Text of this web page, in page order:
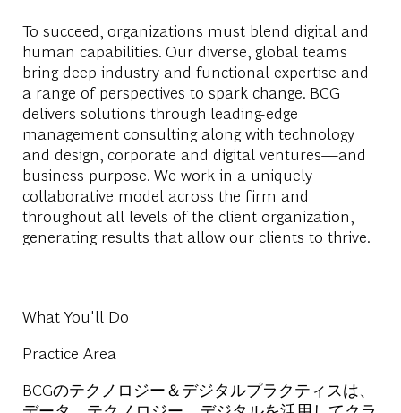
To succeed, organizations must blend digital and
human capabilities. Our diverse, global teams
bring deep industry and functional expertise and
a range of perspectives to spark change. BCG
delivers solutions through leading-edge
management consulting along with technology
and design, corporate and digital ventures—and
business purpose. We work in a uniquely
collaborative model across the firm and
throughout all levels of the client organization,
generating results that allow our clients to thrive.
What You'll Do
Practice Area
BCGのテクノロジー＆デジタルプラクティスは、